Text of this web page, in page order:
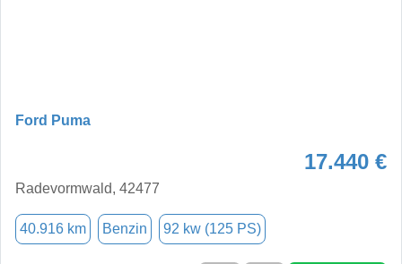
Ford Puma
17.440 €
Radevormwald, 42477
40.916 km Benzin 92 kw (125 PS)